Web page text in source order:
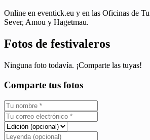
Online en eventick.eu y en las Oficinas de
Sever, Amou y Hagetmau.
Fotos de festivaleros
Ninguna foto todavía. ¡Comparte las tuyas!
Comparte tus fotos